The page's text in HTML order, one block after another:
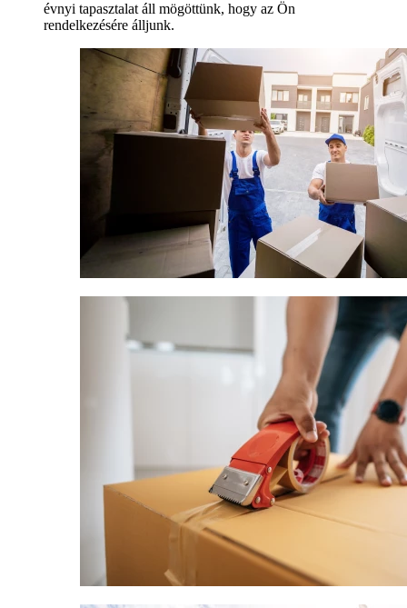
évnyi tapasztalat áll mögöttünk, hogy az Ön
rendelkezésére álljunk.